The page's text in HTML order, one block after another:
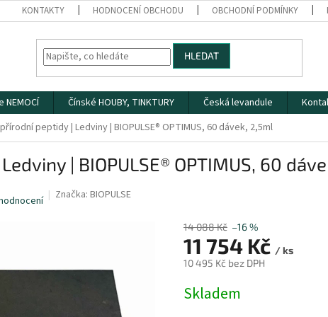
KONTAKTY HODNOCENÍ OBCHODU OBCHODNÍ PODMÍNKY
HLEDAT
Čínské HOUBY, TINKTURY Česká levandule
peptidy | Ledviny | BIOPULSE® OPTIMUS, 60 dávek, 2,5ml
| BIOPULSE® OPTIMUS, 60
Značka: BIOPULSE
14 088 Kč –16 %
11 754 Kč / ks
10 495 Kč bez DPH
cena:
Skladem